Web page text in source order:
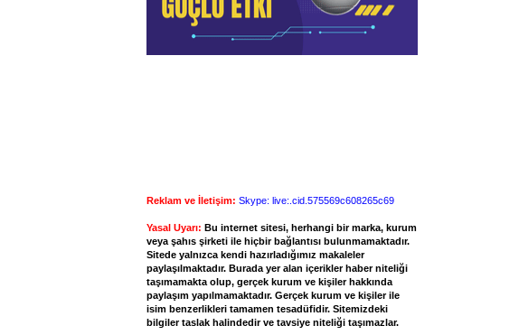
Reklam ve İletişim: Skype: live:.cid.575569c608265c69
Yasal Uyarı: Bu internet sitesi, herhangi bir marka, kurum
veya şahıs şirketi ile hiçbir bağlantısı bulunmamaktadır.
Sitede yalnızca kendi hazırladığımız makaleler
paylaşılmaktadır. Burada yer alan içerikler haber niteliği
taşımamakta olup, gerçek kurum ve kişiler hakkında
paylaşım yapılmamaktadır. Gerçek kurum ve kişiler ile
isim benzerlikleri tamamen tesadüfidir. Sitemizdeki
bilgiler taslak halindedir ve tavsiye niteliği taşımazlar.